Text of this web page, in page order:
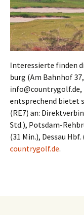
Inter­es­sier­te fin­den
burg (Am Bahn­hof
info@countrygolf.de,
entspre­chend bie­tet
(RE7) an:
Std.), Pots­dam-
(31 Min.), Des­sau
countrygolf.de.